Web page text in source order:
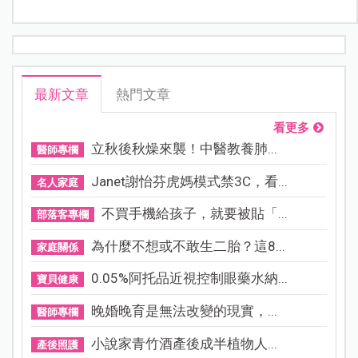
最新文章 熱門文章
看更多
醫師專欄 立秋後秋燥來襲！中醫教養肺...
名人家庭 Janet謝怡芬虎媽模式禁3C，看...
部落客專欄 不買手機給孩子，就要被貼「...
家庭關係 為什麼不想或不敢生二胎？這8...
寶貝健康 0.05%阿托品近視控制眼藥水納...
醫師專欄 晚婚晚育是無法改變的現實，...
產後照護 小說家青竹酒產後成半植物人...